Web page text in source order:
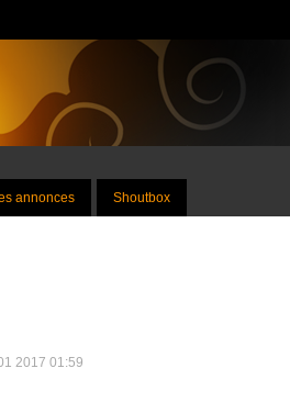
annonces Shoutbox
2017 01:59